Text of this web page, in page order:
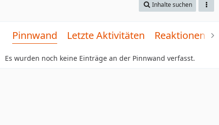
Inhalte suchen
Pinnwand Letzte Aktivitäten Reaktionen
Es wurden noch keine Einträge an der Pinnwand verfasst.